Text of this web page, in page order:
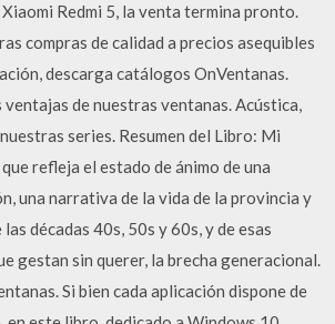
Redmi 5, la venta termina pronto.
compras de calidad a precios asequibles
descarga catálogos OnVentanas.
ventajas de nuestras ventanas. Acústica,
series. Resumen del Libro: Mi
refleja el estado de ánimo de una
una narrativa de la vida de la provincia y
décadas 40s, 50s y 60s, y de esas
gestan sin querer, la brecha generacional.
Si bien cada aplicación dispone de